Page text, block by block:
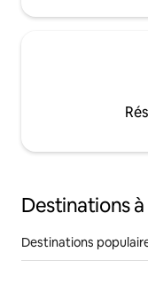
Destinations
Destinations